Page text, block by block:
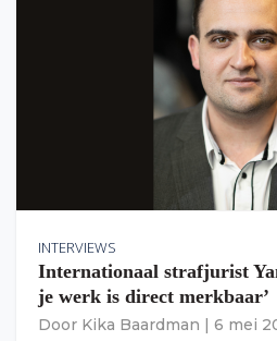
INTERVIEWS
Internationaal strafjurist
je werk is direct merkbaar’
Door Kika Baardman 6 mei